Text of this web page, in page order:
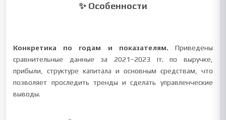
✨ Особенности
Конкретика по годам и показателям. Приведены
сравнительные данные за 2021–2023 гг. по выручке,
прибыли, структуре капитала и основным средствам, что
позволяет проследить тренды и сделать управленческие
выводы.